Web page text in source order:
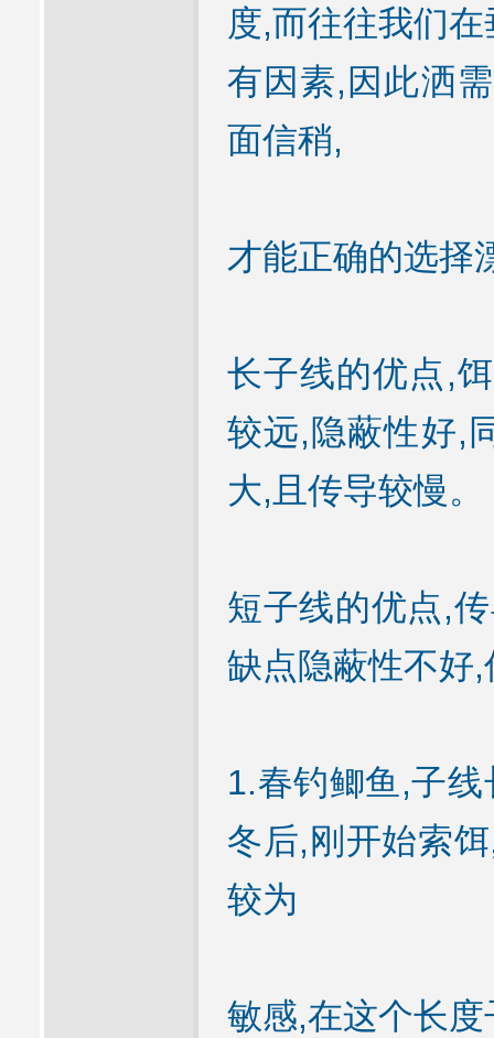
度,而往往我们
有因素,因此洒
面信稍,
才能正确的选择
长子线的优点,
较远,隐蔽性好,
大,且传导较慢。
短子线的优点,
缺点隐蔽性不好
1.春钓鲫鱼,子
冬后,刚开始索
较为
敏感,在这个长